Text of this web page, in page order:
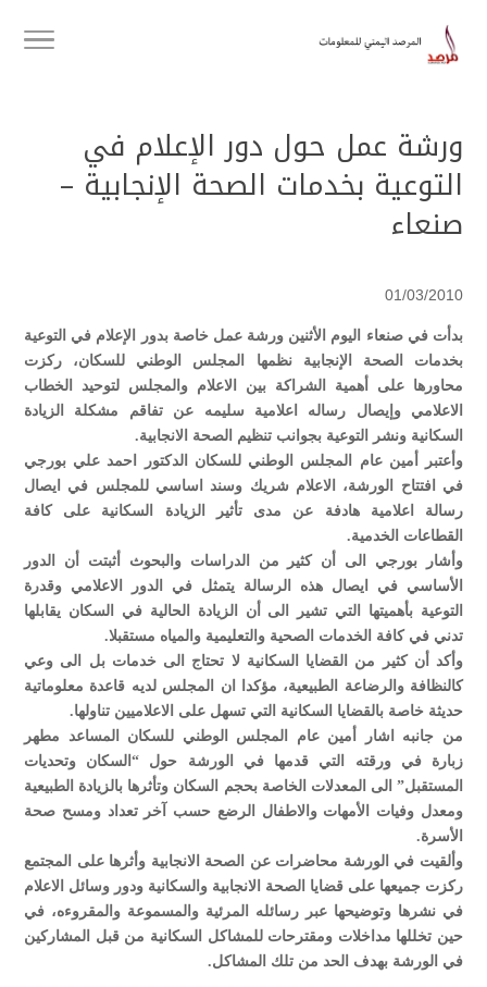
ورشة عمل حول دور الإعلام في
التوعية بخدمات الصحة الإنجابية –
صنعاء
01/03/2010
بدأت في صنعاء اليوم الأثنين ورشة عمل خاصة بدور الإعلام في التوعية
بخدمات الصحة الإنجابية نظمها المجلس الوطني للسكان، ركزت
محاورها على أهمية الشراكة بين الاعلام والمجلس لتوحيد الخطاب
الاعلامي وإيصال رساله اعلامية سليمه عن تفاقم مشكلة الزيادة
السكانية ونشر التوعية بجوانب تنظيم الصحة الانجابية.
وأعتبر أمين عام المجلس الوطني للسكان الدكتور احمد علي بورجي
في افتتاح الورشة، الاعلام شريك وسند اساسي للمجلس في ايصال
رسالة اعلامية هادفة عن مدى تأثير الزيادة السكانية على كافة
القطاعات الخدمية.
وأشار بورجي الى أن كثير من الدراسات والبحوث أثبتت أن الدور
الأساسي في ايصال هذه الرسالة يتمثل في الدور الاعلامي وقدرة
التوعية بأهميتها التي تشير الى أن الزيادة الحالية في السكان يقابلها
تدني في كافة الخدمات الصحية والتعليمية والمياه مستقبلا.
وأكد أن كثير من القضايا السكانية لا تحتاج الى خدمات بل الى وعي
كالنظافة والرضاعة الطبيعية، مؤكدا ان المجلس لديه قاعدة معلوماتية
حديثة خاصة بالقضايا السكانية التي تسهل على الاعلاميين تناولها.
من جانبه اشار أمين عام المجلس الوطني للسكان المساعد مطهر
زبارة في ورقته التي قدمها في الورشة حول “السكان وتحديات
المستقبل” الى المعدلات الخاصة بحجم السكان وتأثرها بالزيادة الطبيعية
ومعدل وفيات الأمهات والاطفال الرضع حسب آخر تعداد ومسح صحة
الأسرة.
وألقيت في الورشة محاضرات عن الصحة الانجابية وأثرها على المجتمع
ركزت جميعها على قضايا الصحة الانجابية والسكانية ودور وسائل الاعلام
في نشرها وتوضيحها عبر رسائله المرئية والمسموعة والمقروءه، في
حين تخللها مداخلات ومقترحات للمشاكل السكانية من قبل المشاركين
في الورشة بهدف الحد من تلك المشاكل.